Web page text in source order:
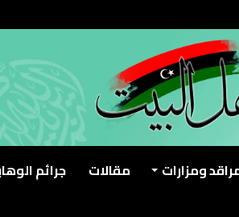
ومزارات مقالات جرائم